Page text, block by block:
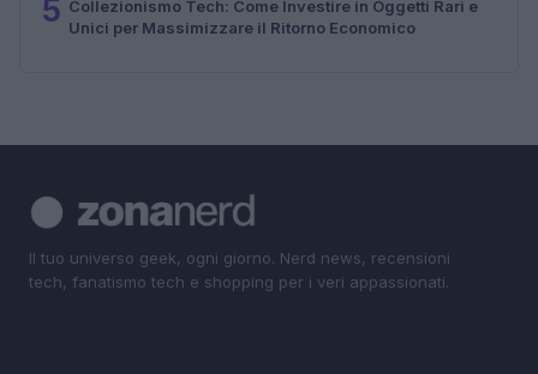
5 Collezionismo Tech: Come Investire in Oggetti Rari e
Unici per Massimizzare il Ritorno Economico
Il tuo universo geek, ogni giorno. Nerd news, recensioni
tech, fanatismo tech e shopping per i veri appassionati.